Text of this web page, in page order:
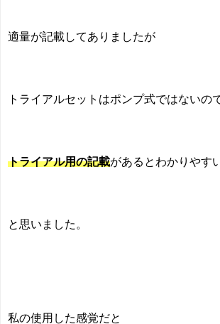
適量が記載してありましたが
トライアルセットはポンプ式ではないの
トライアル用の記載があるとわかりやす
と思いました。
私の使用した感覚だと